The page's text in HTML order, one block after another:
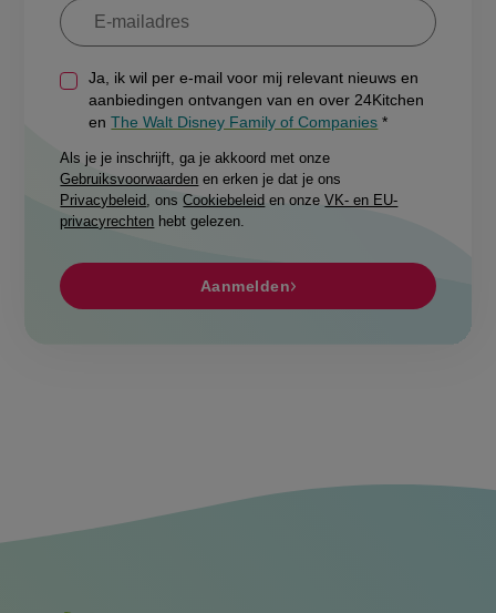
Ja, ik wil per e-mail voor mij relevant nieuws en
aanbiedingen ontvangen van en over 24Kitchen
enThe Walt Disney Family of Companies
Als je je inschrijft, ga je akkoord met onze
Gebruiksvoorwaarden en erken je dat je ons
Privacybeleid, onsCookiebeleid en onzeVK- en EU-
privacyrechten hebt gelezen.
Aanmelden